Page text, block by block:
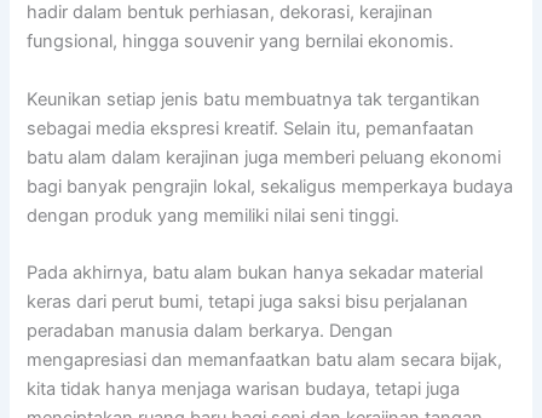
hadir dalam bentuk perhiasan, dekorasi, kerajinan
fungsional, hingga souvenir yang bernilai ekonomis.
Keunikan setiap jenis batu membuatnya tak tergantikan
sebagai media ekspresi kreatif. Selain itu, pemanfaatan
batu alam dalam kerajinan juga memberi peluang ekonomi
bagi banyak pengrajin lokal, sekaligus memperkaya budaya
dengan produk yang memiliki nilai seni tinggi.
Pada akhirnya, batu alam bukan hanya sekadar material
keras dari perut bumi, tetapi juga saksi bisu perjalanan
peradaban manusia dalam berkarya. Dengan
mengapresiasi dan memanfaatkan batu alam secara bijak,
kita tidak hanya menjaga warisan budaya, tetapi juga